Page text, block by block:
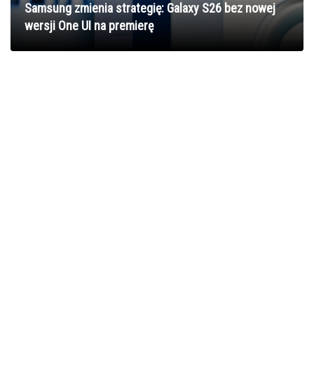
Samsung zmienia strategię: Galaxy S26 bez nowej
wersji One UI na premierę